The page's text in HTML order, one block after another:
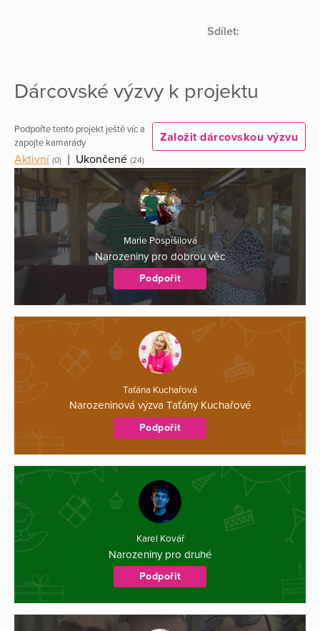
Sdílet:
Dárcovské výzvy k projektu
Podpořte tento projekt ještě víc a
zapojte kamarády
Založit dárcovskou výzvu
Aktivní (0) | Ukončené (24)
Marie Pospíšilová
Narozeniny pro dobrou věc
Podpořit
Taťána Kuchařová
Narozeninová výzva Taťány Kuchařové
Podpořit
Karel Kovář
Narozeniny pro druhé
Podpořit